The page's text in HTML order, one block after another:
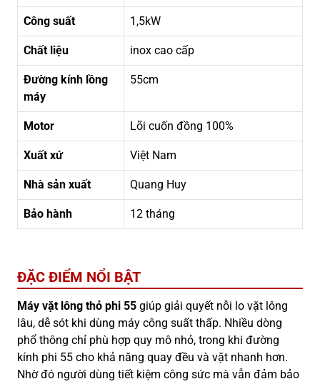
Công suất 1,5kW
Chất liệu inox cao cấp
Đường kính lồng
máy
55cm
Motor Lõi cuốn đồng 100%
Xuất xứ Việt Nam
Nhà sản xuất Quang Huy
Bảo hành 12 tháng
ĐẶC ĐIỂM NỔI BẬT
Máy vặt lông thỏ phi 55 giúp giải quyết nỗi lo vặt lông
lâu, dễ sót khi dùng máy công suất thấp. Nhiều dòng
phổ thông chỉ phù hợp quy mô nhỏ, trong khi đường
kính phi 55 cho khả năng quay đều và vặt nhanh hơn.
Nhờ đó người dùng tiết kiệm công sức mà vẫn đảm bảo